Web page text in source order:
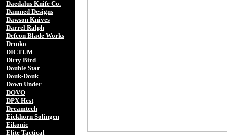
Daedalus Knife Co.
Damned Designs
Dawson Knives
Darrel Ralph
Defcon Blade Works
Demko
DICTUM
Dirty Bird
Double Star
Douk-Douk
Down Under
DOVO
DPX Hest
Dreamtech
Eickhorn Solingen
Eikonic
Elite Tactical